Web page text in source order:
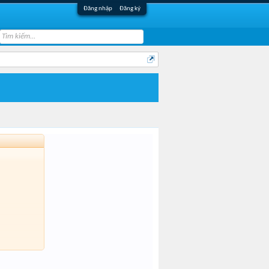
Đăng nhập Đăng ký